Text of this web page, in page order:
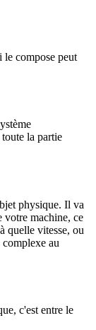
le compose peut
la partie
physique. Il va
votre machine, ce
quelle vitesse, ou
au
c'est entre le